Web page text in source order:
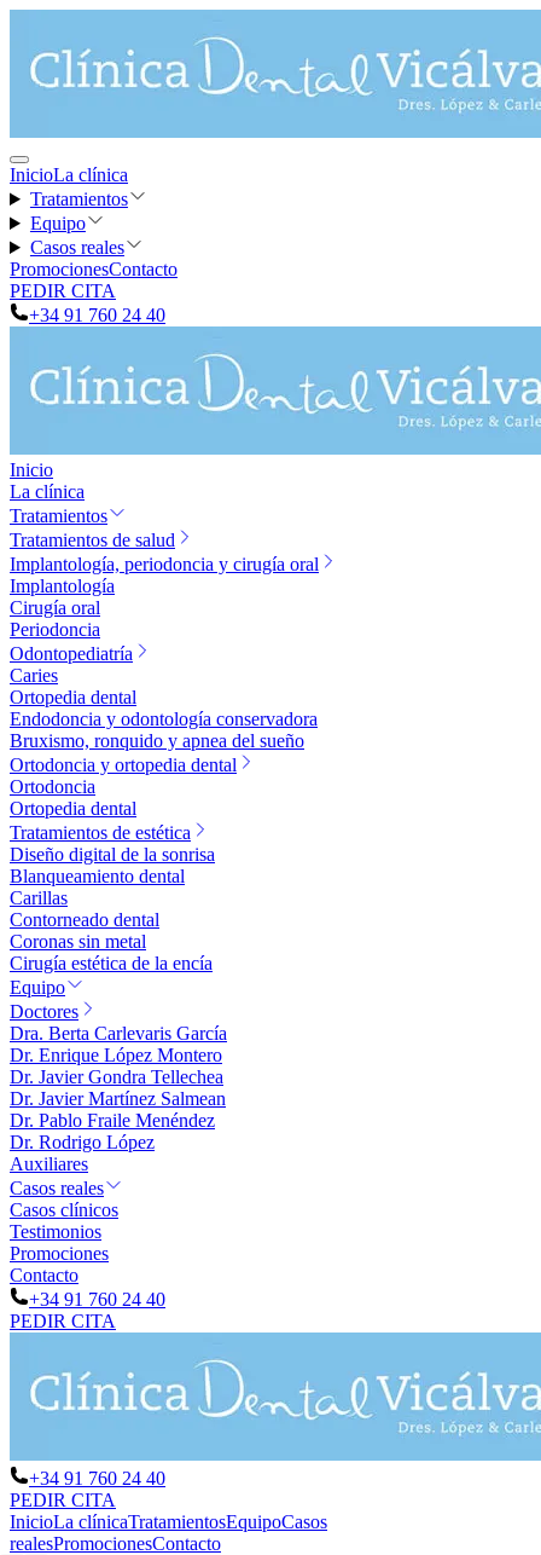
InicioLa clínica
Tratamientos
Equipo
Casos reales
PromocionesContacto
PEDIR CITA
+34 91 760 24 40
Inicio
La clínica
Tratamientos
Tratamientos de salud
Implantología, periodoncia y cirugía oral
Implantología
Cirugía oral
Periodoncia
Odontopediatría
Caries
Ortopedia dental
Endodoncia y odontología conservadora
Bruxismo, ronquido y apnea del sueño
Ortodoncia y ortopedia dental
Ortodoncia
Ortopedia dental
Tratamientos de estética
Diseño digital de la sonrisa
Blanqueamiento dental
Carillas
Contorneado dental
Coronas sin metal
Cirugía estética de la encía
Equipo
Doctores
Dra. Berta Carlevaris García
Dr. Enrique López Montero
Dr. Javier Gondra Tellechea
Dr. Javier Martínez Salmean
Dr. Pablo Fraile Menéndez
Dr. Rodrigo López
Auxiliares
Casos reales
Casos clínicos
Testimonios
Promociones
Contacto
+34 91 760 24 40
PEDIR CITA
+34 91 760 24 40
PEDIR CITA
InicioLa clínicaTratamientosEquipoCasos
realesPromocionesContacto